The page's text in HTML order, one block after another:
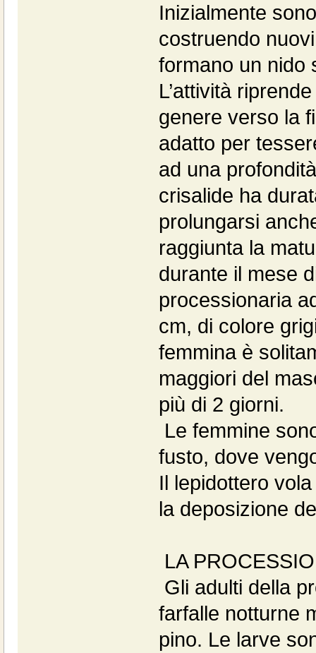
Inizialmente
costruendo
formano un nido
L’attività
genere verso la
adatto per
ad una
crisalide ha
prolungarsi
raggiunta la
durante il mese
processionaria
cm, di colore
femmina è
maggiori del
più di 2 giorni.
Le femmine
fusto, dove
Il lepidottero
la deposizione
LA
Gli adulti della
farfalle notturne
pino. Le larve